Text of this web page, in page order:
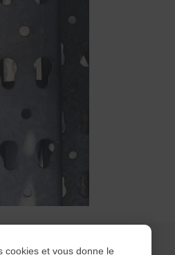
cookies et vous donne le